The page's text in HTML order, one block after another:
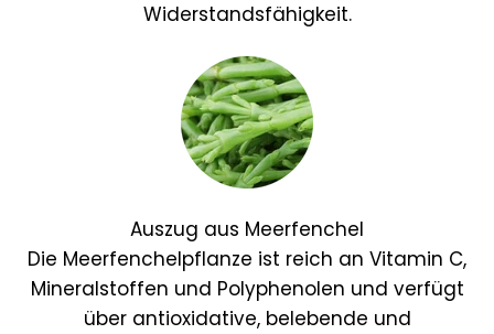
Widerstandsfähigkeit.
Auszug aus Meerfenchel
Die Meerfenchelpflanze ist reich an Vitamin C,
Mineralstoffen und Polyphenolen und verfügt
über antioxidative, belebende und